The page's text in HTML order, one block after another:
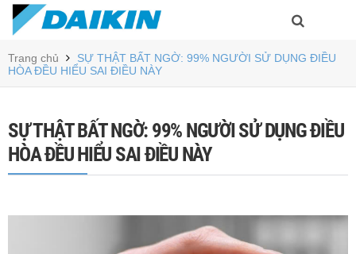
Trang chủ
SỰ THẬT BẤT NGỜ: 99% NGƯỜI SỬ DỤNG ĐIỀU
HÒA ĐỀU HIỂU SAI ĐIỀU NÀY
SỰ THẬT BẤT NGỜ: 99% NGƯỜI SỬ DỤNG ĐIỀU
HÒA ĐỀU HIỂU SAI ĐIỀU NÀY